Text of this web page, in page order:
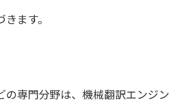
ます。
の専門分野は、機械翻訳エンジ